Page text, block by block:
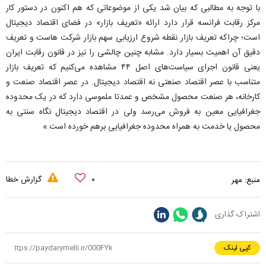
با توجه به مطالبی که بیان شد یکی از موضوعاتی که هم اکنون در دستور کار
مرکز رقابت فرانسه قرار دارد ارائه «تعریف بازار» در فضای اقتصاد دیجیتال
است؛ چراکه تعریف بازار نقطه شروع ارزیابی سهم بازار شرکت هاست و تعریف
دقیق آن اهمیت بسیار دارد. مشابه چنین چالشی را نیز در قانون رقابت ایران
یعنی قانون اجرای سیاست‌های اصل ۴۴ مشاهده می‌کنیم که تعریف بازار
متناسب با عصر اقتصاد صنعتی نه اقتصاد دیجیتال. در عصر اقتصاد صنعت و
کارخانه، هر صنعت محصول مشخص و عمدتا ملموسی دارد که در یک محدوده
جغرافیایی معین به فروش می‌رسد ولی در اقتصاد دیجیتال نگاه سنتی به
محصول یا خدمت به همراه محدوده جغرافیایی برهم خورده است.»
منبع: مهر ۰ گزارش خطا
اشتراک گذاری
کپی لینک